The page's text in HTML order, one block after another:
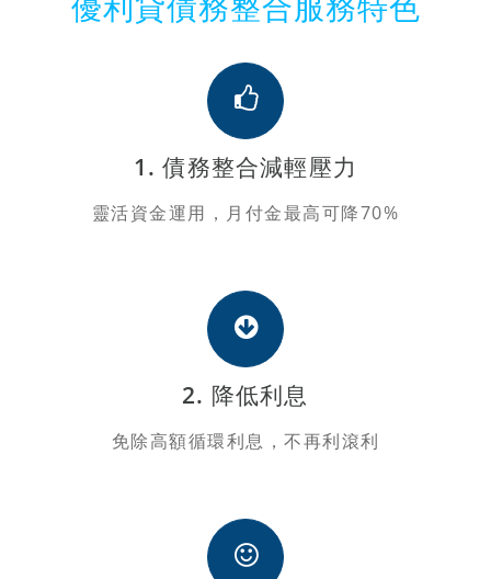
1. 債務整合減輕壓力
靈活資金運用，月付金最高可降70%
2. 降低利息
免除高額循環利息，不再利滾利